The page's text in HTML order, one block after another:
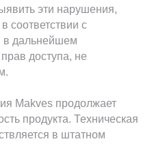
эти нарушения,
соответствии с
в дальнейшем
доступа, не
Makves продолжает
продукта. Техническая
в штатном